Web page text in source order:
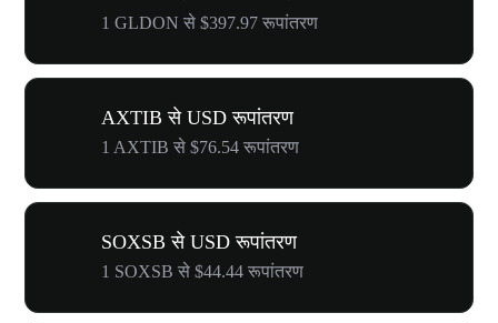
1 GLDON से $397.97 रूपांतरण
AXTIB से USD रूपांतरण
1 AXTIB से $76.54 रूपांतरण
SOXSB से USD रूपांतरण
1 SOXSB से $44.44 रूपांतरण